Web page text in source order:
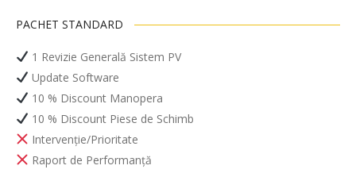
PACHET STANDARD
1 Revizie Generală Sistem PV
Update Software
10 % Discount Manopera
10 % Discount Piese de Schimb
Intervenție/Prioritate
Raport de Performanță